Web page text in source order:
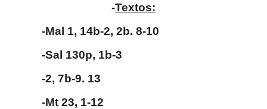
-Textos:
-Mal 1, 14b-2, 2b. 8-10
-Sal 130p, 1b-3
-2, 7b-9. 13
-Mt 23, 1-12